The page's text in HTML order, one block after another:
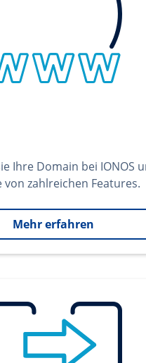
Ihre Domain bei IONOS
zahlreichen Features.
Mehr erfahren